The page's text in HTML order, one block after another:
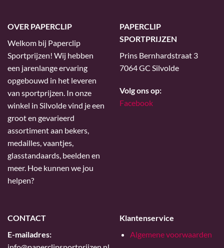
OVER PAPERCLIP
Welkom bij Paperclip
Sportprijzen! Wij hebben
een jarenlange ervaring
opgebouwd in het leveren
van sportprijzen. In onze
winkel in Silvolde vind je een
groot en gevarieerd
assortiment aan bekers,
medailles, vaantjes,
glasstandaards, beelden en
meer. Hoe kunnen we jou
helpen?
PAPERCLIP
SPORTPRIJZEN
Prins Bernhardstraat 3
7064 GC Silvolde
Volg ons op:
Facebook
CONTACT
E-mailadres:
Klantenservice
Algemene voorwaarden